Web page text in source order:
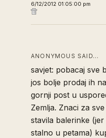
6/12/2012 01:05:00 pm
ANONYMOUS SAID…
savjet: pobacaj sve
jos bolje prodaj ih
gornji post u
Zemlja. Znaci za
stavila balerinke
stalno u petama)